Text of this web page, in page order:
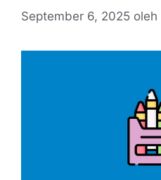
September 6, 2025 oleh